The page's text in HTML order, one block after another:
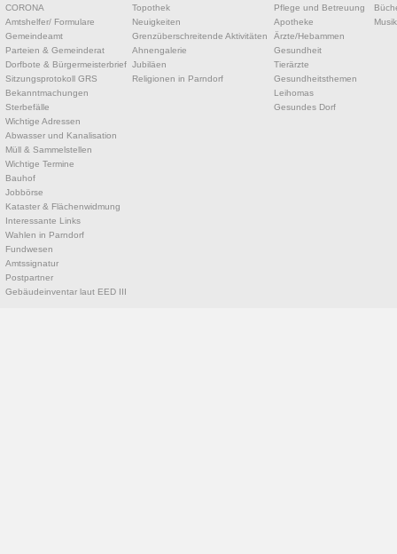
CORONA
Amtshelfer/ Formulare
Gemeindeamt
Parteien & Gemeinderat
Dorfbote & Bürgermeisterbrief
Sitzungsprotokoll GRS
Bekanntmachungen
Sterbefälle
Wichtige Adressen
Abwasser und Kanalisation
Müll & Sammelstellen
Wichtige Termine
Bauhof
Jobbörse
Kataster & Flächenwidmung
Interessante Links
Wahlen in Parndorf
Fundwesen
Amtssignatur
Postpartner
Gebäudeinventar laut EED III
Topothek
Neuigkeiten
Grenzüberschreitende Aktivitäten
Ahnengalerie
Jubiläen
Religionen in Parndorf
Pflege und Betreuung
Apotheke
Ärzte/Hebammen
Gesundheit
Tierärzte
Gesundheitsthemen
Leihomas
Gesundes Dorf